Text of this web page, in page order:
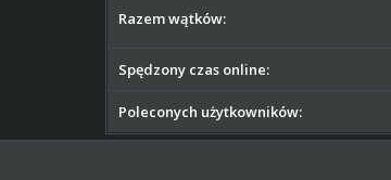
Razem wątków:
Spędzony czas online:
Poleconych użytkowników: